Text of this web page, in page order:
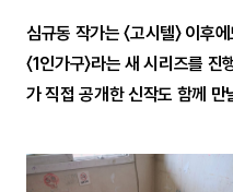
심규동 작가는 〈고시텔〉 이후
〈1인가구〉라는 새 시리즈를
가 직접 공개한 신작도 함께 만